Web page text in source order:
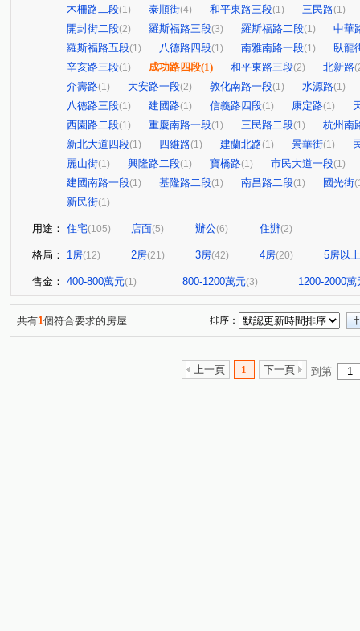
木柵路二段(1) 泰順街(4) 和平東路三段(1) 三民路(1)
開封街二段(2) 羅斯福路三段(3) 羅斯福路二段(1)
中華
羅斯福路五段(1) 八德路四段(1) 南雅南路一段(1)
臥龍
辛亥路三段(1) 成功路四段(1) 和平東路三段(2) 北新路
介壽路(1) 大安路一段(2) 敦化南路一段(1) 水源路(1)
八德路三段(1) 建國路(1) 信義路四段(1) 康定路(1)
西園路二段(1) 重慶南路一段(1) 三民路二段(1)
杭州南
新北大道四段(1) 四維路(1) 建蘭北路(1) 景華街(1)
麗山街(1) 興隆路二段(1) 寶橋路(1) 市民大道一段(1)
建國南路一段(1) 基隆路二段(1) 南昌路二段(1) 國光街
新民街(1)
用途： 住宅(105) 店面(5) 辦公(6) 住辦(2)
格局： 1房(12) 2房(21) 3房(42) 4房(20) 5房以上
售金： 400-800萬元(1) 800-1200萬元(3) 1200-2000萬
共有1個符合要求的房屋 排序：
上一頁 1 下一頁 到第